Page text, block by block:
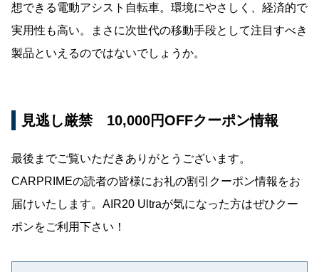
想できる電動アシスト自転車。環境にやさしく、経済的で
実用性も高い。まさに次世代の移動手段として注目すべき
製品といえるのではないでしょうか。
見逃し厳禁 10,000円OFFクーポン情報
最後までご覧いただきありがとうございます。
CARPRIMEの読者の皆様にお礼の割引クーポン情報をお
届けいたします。AIR20 Ultraが気になった方はぜひクー
ポンをご利用下さい！